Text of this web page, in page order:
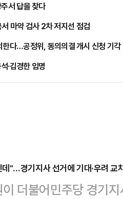
서 답을 찾다
마약 검사 2차 저지선 점검
한다…공정위, 동의의결 개시 신청 기각
·김경한 임명
"…경기지사 선거에 기대·우려 교
더불어민주당 경기